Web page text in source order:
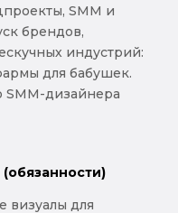
SMM и
брендов,
индустрий:
для бабушек.
SMM-дизайнера
визуалы для